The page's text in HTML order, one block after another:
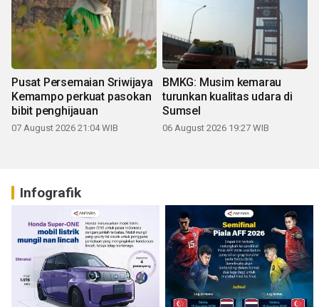
Pusat Persemaian Sriwijaya
Kemampo perkuat pasokan
bibit penghijauan
07 August 2026 21:04 WIB
BMKG: Musim kemarau
turunkan kualitas udara di
Sumsel
06 August 2026 19:27 WIB
Infografik